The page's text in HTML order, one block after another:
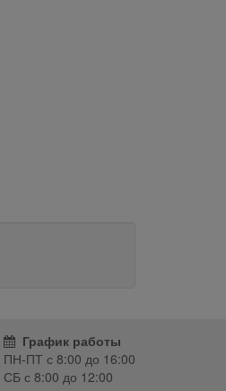
График работы
ПН-ПТ с8:00 до 16:00
СБ с8:00 до 12:00